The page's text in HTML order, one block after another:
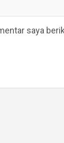
saya